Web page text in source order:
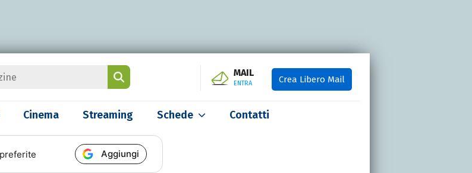
MAIL
ENTRA Crea Libero Mail
Cinema Streaming Schede Contatti
Aggiungi